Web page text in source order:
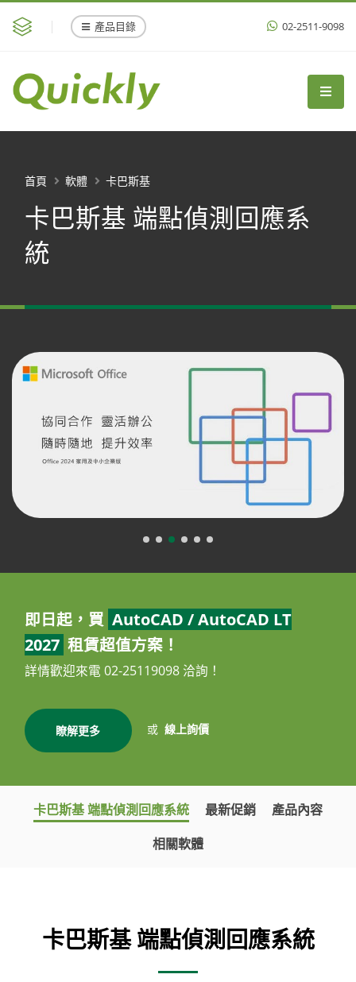
產品目錄 02-2511-9098
卡巴斯基 端點偵測回應系
統
首頁 軟體 卡巴斯基
即日起，買 AutoCAD / AutoCAD LT
2027 租賃超值方案！
詳情歡迎來電 02-25119098 洽詢！
瞭解更多 或 線上詢價
卡巴斯基 端點偵測回應系統 最新促銷
產品內容
相關軟體
卡巴斯基 端點偵測回應系統